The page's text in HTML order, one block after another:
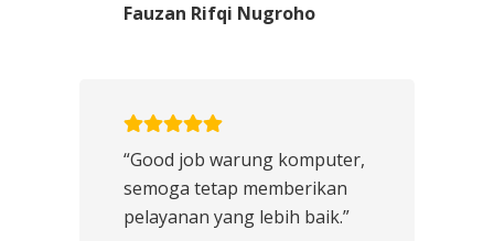
Fauzan Rifqi Nugroho
“Good job warung komputer,
semoga tetap memberikan
pelayanan yang lebih baik.”